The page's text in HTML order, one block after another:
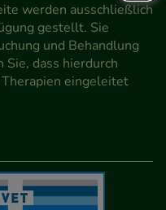
werden ausschließlich
gestellt. Sie
und Behandlung
dass hierdurch
eingeleitet